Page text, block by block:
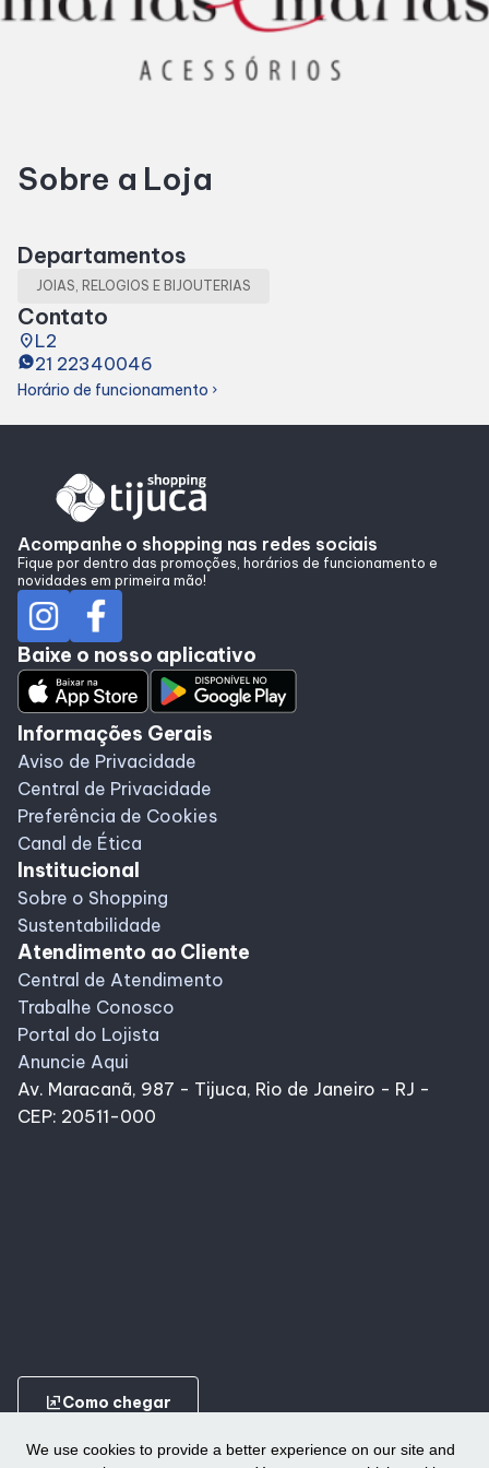
We use cookies to provide a better experience on our site and
Cinema
Eventos
Lojas e Restaurantes
Alimentação
Taste
Programa de benefícios
Sobre a Loja
Departamentos
JOIAS, RELOGIOS E BIJOUTERIAS
Contato
placeL2
21 22340046
Horário de funcionamento chevron_right
Acompanhe o shopping nas redes sociais
Fique por dentro das promoções, horários de funcionamento e
novidades em primeira mão!
Baixe o nosso aplicativo
Informações Gerais
Aviso de Privacidade
Central de Privacidade
Preferência de Cookies
Canal de Ética
Institucional
Sobre o Shopping
Sustentabilidade
Atendimento ao Cliente
Central de Atendimento
Trabalhe Conosco
Portal do Lojista
Anuncie Aqui
Av. Maracanã, 987 - Tijuca, Rio de Janeiro - RJ -
CEP: 20511-000
ungroupComo chegar